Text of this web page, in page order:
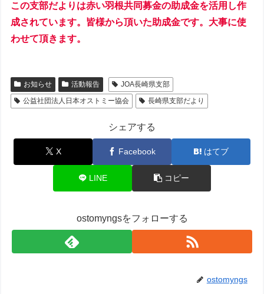
この支部だよりは赤い羽根共同募金の助成金を活用し作
成されています。皆様から頂いた助成金です。大事に使
わせて頂きます。
お知らせ 活動報告
JOA長崎県支部
公益社団法人日本オストミー協会
長崎県支部だより
シェアする
X Facebook はてブ
LINE コピー
ostomyngsをフォローする
ostomyngs